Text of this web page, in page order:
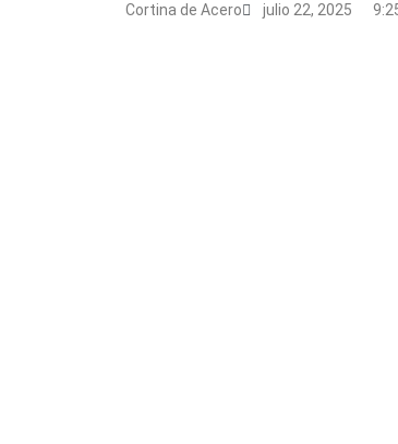
Cortina de Acero julio 22, 2025